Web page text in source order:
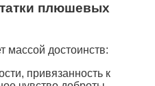
плюшевых
массой достоинств:
привязанность к